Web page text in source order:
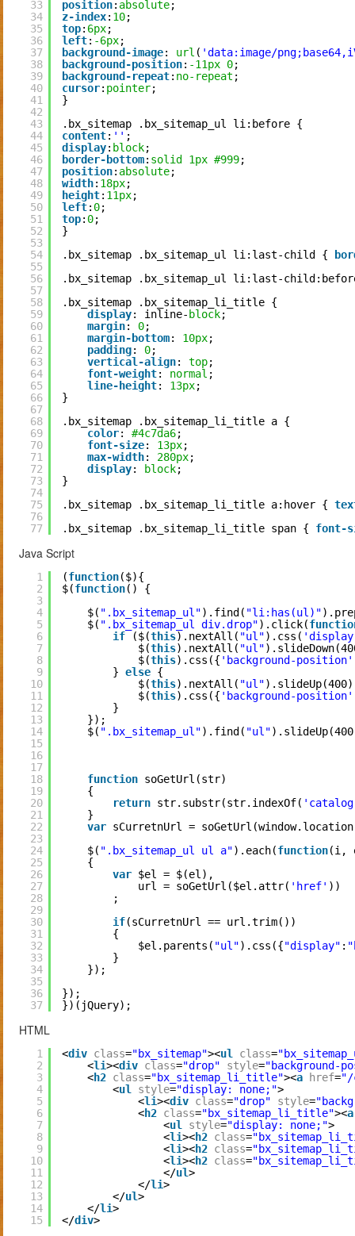
33
34
35
36
37
38
39
40
41
42
43
44
45
46
47
48
49
50
51
52
53
54
55
56
57
58
59
60
61
62
63
64
65
66
67
68
69
70
71
72
73
74
75
76
77
position: absolute;
z-index: 10;
top: 6px;
left: -6px;
background-image: url ( 'data:image/
background-position: -11px 0;
background-repeat: no-repeat ;
cursor: pointer;
}
.bx_sitemap .bx_sitemap_ul li:before {
content: '' ;
display: block;
border-bottom: solid 1px #999;
position: absolute;
width: 18px;
height: 11px;
left: 0;
top: 0;
}
.bx_sitemap .bx_sitemap_ul li:last-child {
.bx_sitemap .bx_sitemap_ul li:last-
.bx_sitemap .bx_sitemap_li_title {
display: inline- block;
margin: 0;
margin-bottom: 10px;
padding: 0;
vertical-align: top;
font-weight: normal ;
line-height: 13px;
}
.bx_sitemap .bx_sitemap_li_title a {
color: #4c7da6;
font-size: 13px;
max-width: 280px;
display: block;
}
.bx_sitemap .bx_sitemap_li_title a:hover {
.bx_sitemap .bx_sitemap_li_title span { font-
Java Script
1
2
3
4
5
6
7
8
9
10
11
12
13
14
15
16
17
18
19
20
21
22
23
24
25
26
27
28
29
30
31
32
33
34
35
36
37
(function($){
$(function() {
$( ".bx_sitemap_ul").find( "li:has(ul)"
$( ".bx_sitemap_ul div.drop").click(
if
($(this).nextAll( "ul").css(
$(this).nextAll( "ul"
$(this).css({ 'background-position'
} else {
$(this).nextAll( "ul"
$(this).css({ 'background-position'
}
});
$( ".bx_sitemap_ul").find( "ul"
function soGetUrl(str)
{
return str.substr(str.indexOf(
}
var sCurretnUrl =
$( ".bx_sitemap_ul ul a").each(function(i,
{
var $el = $(el),
url = soGetUrl($el.attr( 'href' ))
;
if(sCurretnUrl == url.trim())
{
$el.parents( "ul").css({"display" :
}
});
});
})(jQuery);
HTML
1
2
3
4
5
6
7
8
9
10
11
12
13
14
15
<div class="bx_sitemap"><ul class=
<li><div class="drop" style="background-
<h2 class="bx_sitemap_li_title"><a href="/
<ul style="display: none;">
<li><div class="drop" style=
<h2 class="bx_sitemap_li_title"><a
<ul style="display: none;">
<li><h2 class=
<li><h2 class=
<li><h2 class=
</ul>
</li>
</ul>
</li>
</div>